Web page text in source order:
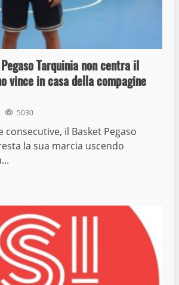
Tarquinia non centra il
vince in casa della compagine
5030
il Basket Pegaso
la sua marcia uscendo